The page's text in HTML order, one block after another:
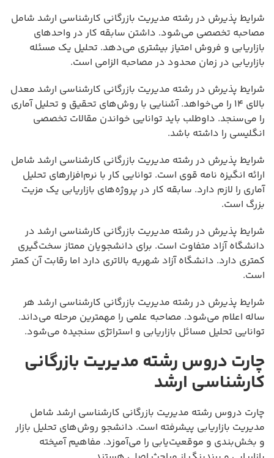
شرایط پذیرش در رشته مدیریت بازرگانی کارشناسی ارشد شامل
مصاحبه تخصصی می‌شود. داشتن سابقه کار در واحدهای
بازاریابی و فروش امتیاز بیشتری می‌دهد. تحلیل یک مسئله
بازاریابی در زمان محدود در مصاحبه الزامی است.
شرایط پذیرش در رشته مدیریت بازرگانی کارشناسی ارشد معدل
بالای ۱۴ را می‌خواهد. آشنایی با روش‌های تحقیق و تحلیل آماری
را می‌سنجد. داوطلب باید توانایی خواندن مقالات تخصصی
انگلیسی را داشته باشد.
شرایط پذیرش در رشته مدیریت بازرگانی کارشناسی ارشد شامل
ارائه انگیزه نامه قوی است. توانایی کار با نرم‌افزارهای تحلیل
آماری را لازم دارد. سابقه کار در پروژه‌های بازاریابی یک مزیت
بزرگ است.
شرایط پذیرش در رشته مدیریت بازرگانی کارشناسی ارشد در
دانشگاه آزاد متفاوت است. برای دانشجویان ممتاز سخت‌گیری
کمتری دارد. دانشگاه آزاد شهریه بالاتری دارد اما رقابت آن کمتر
است.
شرایط پذیرش در رشته مدیریت بازرگانی کارشناسی ارشد هر
ساله اعلام می‌شود. مصاحبه علمی را مهمترین مرحله می‌داند.
توانایی تحلیل مسائل بازاریابی و استراتژی سنجیده می‌شود.
چارت دروس رشته مدیریت بازرگانی
کارشناسی ارشد
چارت دروس رشته مدیریت بازرگانی کارشناسی ارشد شامل
مدیریت بازاریابی پیشرفته است. دانشجو روش‌های تحلیل بازار
و بخش‌بندی و موقعیت‌یابی را می‌آموزد. مفاهیم آمیخته